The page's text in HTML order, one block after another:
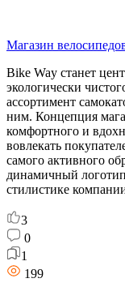
Магазин
Bike Way станет
экологически
ассортимент
ним. Концепция
комфортного и
вовлекать
самого активного
динамичный
стилистике
3
0
1
199